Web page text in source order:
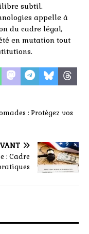
subtil.
appelle à
du cadre légal,
en mutation tout
: Protégez vos
: Cadre